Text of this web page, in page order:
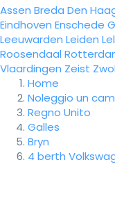
Assen Breda Den
Eindhoven Enschede
Leeuwarden Leiden
Roosendaal
Vlaardingen Zeist
Home
Noleggio un
Regno Unito
Galles
Bryn
4 berth